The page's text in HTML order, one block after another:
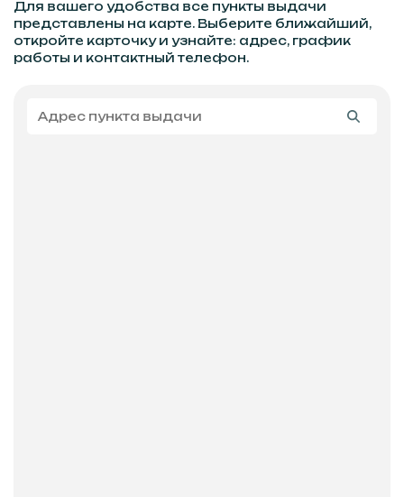
Для вашего удобства все пункты выдачи
представлены на карте. Выберите ближайший,
откройте карточку и узнайте: адрес, график
работы и контактный телефон.